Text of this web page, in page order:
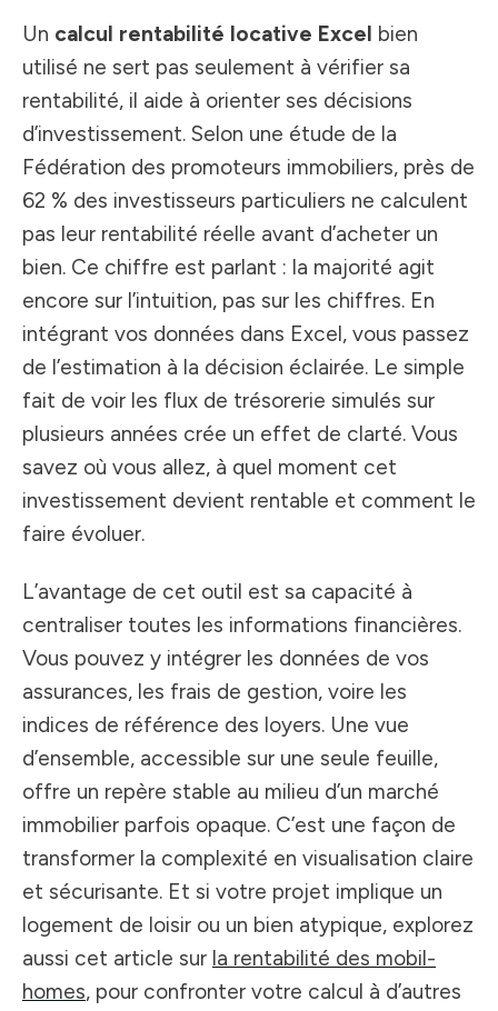
Un calcul rentabilité locative Excel bien
utilisé ne sert pas seulement à vérifier sa
rentabilité, il aide à orienter ses décisions
d’investissement. Selon une étude de la
Fédération des promoteurs immobiliers, près de
62 % des investisseurs particuliers ne calculent
pas leur rentabilité réelle avant d’acheter un
bien. Ce chiffre est parlant : la majorité agit
encore sur l’intuition, pas sur les chiffres. En
intégrant vos données dans Excel, vous passez
de l’estimation à la décision éclairée. Le simple
fait de voir les flux de trésorerie simulés sur
plusieurs années crée un effet de clarté. Vous
savez où vous allez, à quel moment cet
investissement devient rentable et comment le
faire évoluer.
L’avantage de cet outil est sa capacité à
centraliser toutes les informations financières.
Vous pouvez y intégrer les données de vos
assurances, les frais de gestion, voire les
indices de référence des loyers. Une vue
d’ensemble, accessible sur une seule feuille,
offre un repère stable au milieu d’un marché
immobilier parfois opaque. C’est une façon de
transformer la complexité en visualisation claire
et sécurisante. Et si votre projet implique un
logement de loisir ou un bien atypique, explorez
aussi cet article sur la rentabilité des mobil-
homes, pour confronter votre calcul à d’autres